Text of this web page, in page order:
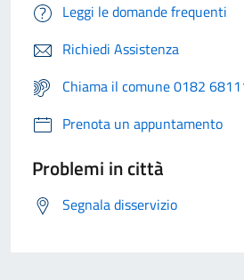
Leggi le domande frequenti
Richiedi Assistenza
Chiama il comune 0182
Prenota un appuntamento
Problemi in città
Segnala disservizio